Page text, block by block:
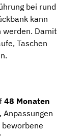
bei rund
kann
werden. Damit
Taschen
48 Monaten
, Anpassungen